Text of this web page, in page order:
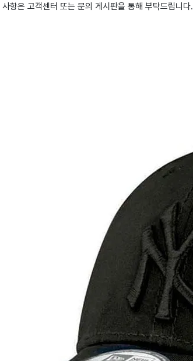
항은 고객센터 또는 문의 게시판을 통해 부탁드립니다.